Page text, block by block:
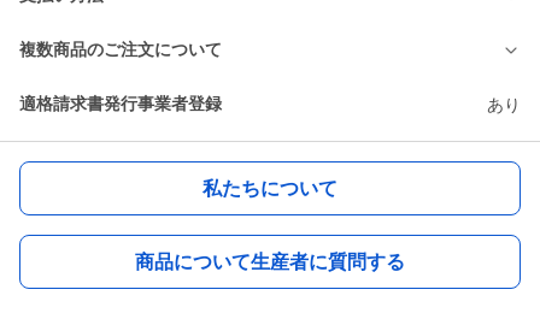
複数商品のご注文について
適格請求書発行事業者登録 あり
私たちについて
商品について生産者に質問する